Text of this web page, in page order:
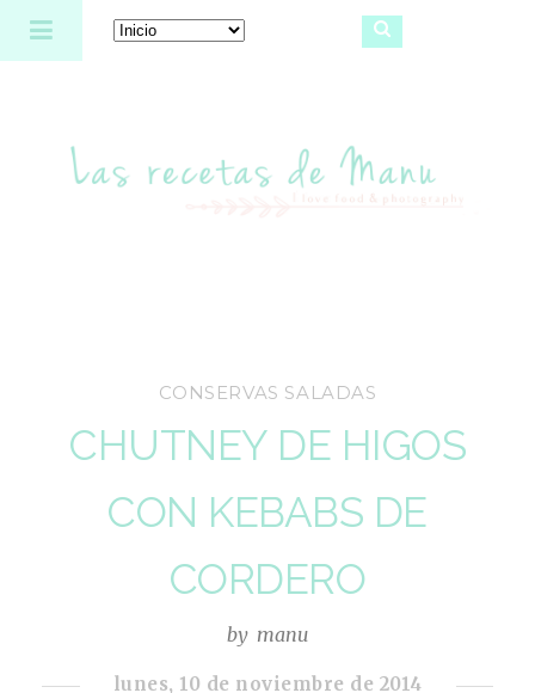
Las recetas de Manu
CONSERVAS SALADAS
CHUTNEY DE HIGOS
CON KEBABS DE
CORDERO
by manu
lunes, 10 de noviembre de 2014